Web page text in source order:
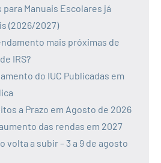
para Manuais Escolares já
(2026/2027)
mais próximas de
IRS?
do IUC Publicadas em
a Prazo em Agosto de 2026
das rendas em 2027
volta a subir – 3 a 9 de agosto